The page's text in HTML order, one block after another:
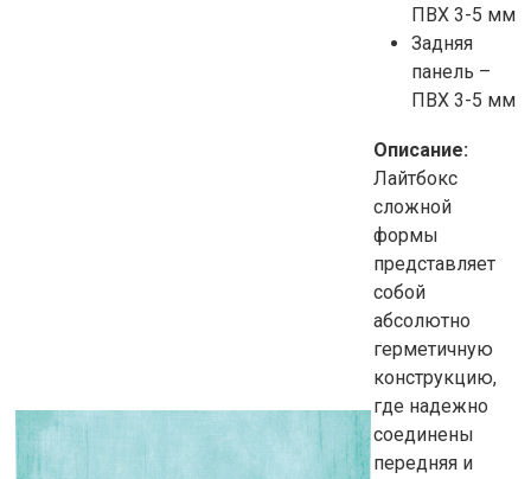
ПВХ 3-5 мм
Задняя
панель –
ПВХ 3-5 мм
Описание:
Лайтбокс
сложной
формы
представляет
собой
абсолютно
герметичную
конструкцию,
где надежно
соединены
передняя и